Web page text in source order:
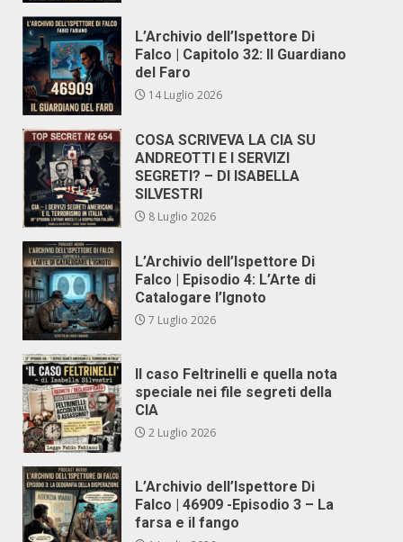
L’Archivio dell’Ispettore Di
Falco | Capitolo 32: Il Guardiano
del Faro
14 Luglio 2026
COSA SCRIVEVA LA CIA SU
ANDREOTTI E I SERVIZI
SEGRETI? – DI ISABELLA
SILVESTRI
8 Luglio 2026
L’Archivio dell’Ispettore Di
Falco | Episodio 4: L’Arte di
Catalogare l’Ignoto
7 Luglio 2026
Il caso Feltrinelli e quella nota
speciale nei file segreti della
CIA
2 Luglio 2026
L’Archivio dell’Ispettore Di
Falco | 46909 -Episodio 3 – La
farsa e il fango